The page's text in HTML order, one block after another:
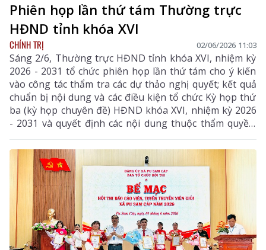
Phiên họp lần thứ tám Thường trực
HĐND tỉnh khóa XVI
CHÍNH TRỊ 02/06/2026 11:03
Sáng 2/6, Thường trực HĐND tỉnh khóa XVI, nhiệm kỳ
2026 - 2031 tổ chức phiên họp lần thứ tám cho ý kiến
vào công tác thẩm tra các dự thảo nghị quyết; kết quả
chuẩn bị nội dung và các điều kiện tổ chức Kỳ họp thứ
ba (kỳ họp chuyên đề) HĐND khóa XVI, nhiệm kỳ 2026
- 2031 và quyết định các nội dung thuộc thẩm quyền.
Đồng chí Lê Minh Ngân - Ủy viên Ban Chấp hành
Trung ương Đảng, Bí thư Tỉnh ủy, Chủ tịch HĐND tỉnh
chủ trì phiên họp.